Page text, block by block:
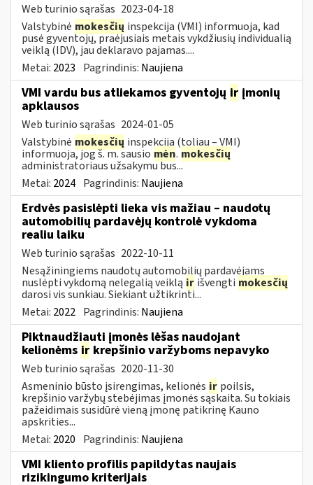
Web turinio sąrašas 2023-04-18
Valstybinė mokesčių inspekcija (VMI) informuoja, kad
pusė gyventojų, praėjusiais metais vykdžiusių individualią
veiklą (IDV), jau deklaravo pajamas....
Metai: 2023 Pagrindinis: Naujiena
VMI vardu bus atliekamos gyventojų ir įmonių
apklausos
Web turinio sąrašas 2024-01-05
Valstybinė mokesčių inspekcija (toliau – VMI)
informuoja, jog š. m. sausio mėn. mokesčių
administratoriaus užsakymu bus...
Metai: 2024 Pagrindinis: Naujiena
Erdvės pasislėpti lieka vis mažiau – naudotų
automobilių pardavėjų kontrolė vykdoma
realiu laiku
Web turinio sąrašas 2022-10-11
Nesąžiningiems naudotų automobilių pardavėjams
nuslėpti vykdomą nelegalią veiklą ir išvengti mokesčių
darosi vis sunkiau. Siekiant užtikrinti...
Metai: 2022 Pagrindinis: Naujiena
Piktnaudžiauti įmonės lėšas naudojant
kelionėms ir krepšinio varžyboms nepavyko
Web turinio sąrašas 2020-11-30
Asmeninio būsto įsirengimas, kelionės ir poilsis,
krepšinio varžybų stebėjimas įmonės sąskaita. Su tokiais
pažeidimais susidūrė vieną įmonę patikrinę Kauno
apskrities...
Metai: 2020 Pagrindinis: Naujiena
VMI kliento profilis papildytas naujais
rizikingumo kriterijais